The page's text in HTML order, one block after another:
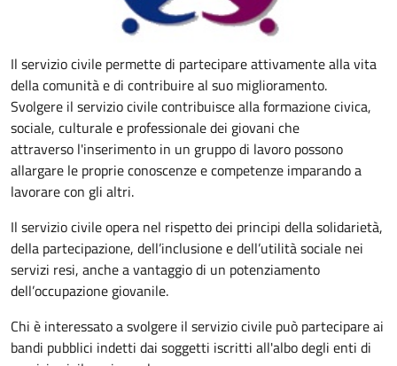
Il servizio civile permette di partecipare attivamente alla vita
della comunità e di contribuire al suo miglioramento.
Svolgere il servizio civile contribuisce alla formazione civica,
sociale, culturale e professionale dei giovani che
attraverso l'inserimento in un gruppo di lavoro possono
allargare le proprie conoscenze e competenze imparando a
lavorare con gli altri.
Il servizio civile opera nel rispetto dei principi della solidarietà,
della partecipazione, dell’inclusione e dell’utilità sociale nei
servizi resi, anche a vantaggio di un potenziamento
dell’occupazione giovanile.
Chi è interessato a svolgere il servizio civile può partecipare ai
bandi pubblici indetti dai soggetti iscritti all'albo degli enti di